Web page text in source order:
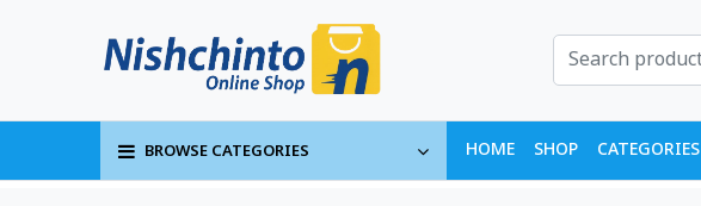
BROWSE CATEGORIES HOME SHOP CATEGORIES